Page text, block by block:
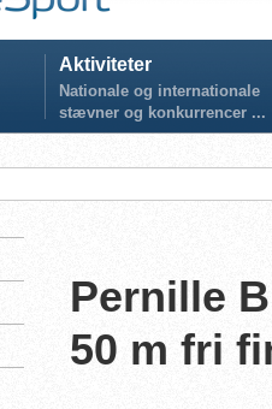
Aktiviteter
Nationale og internationale
stævner og konkurrencer ...
Pernille
50 m fri